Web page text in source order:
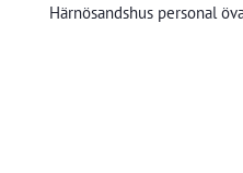
Härnösandshus personal